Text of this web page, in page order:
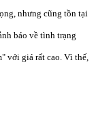
nhưng cũng tồn tại
báo về tình trạng
với giá rất cao. Vì thế,